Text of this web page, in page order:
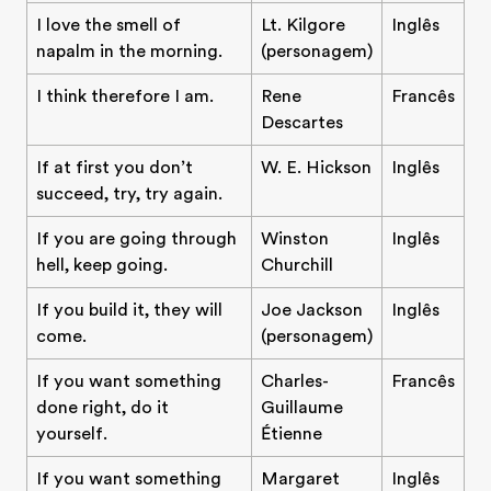
I love the smell of
napalm in the morning.
Lt. Kilgore
(personagem)
Inglês
I think therefore I am.
Rene
Descartes
Francês
If at first you don’t
succeed, try, try again.
W. E. Hickson Inglês
If you are going through
hell, keep going.
Winston
Churchill
Inglês
If you build it, they will
come.
Joe Jackson
(personagem)
Inglês
If you want something
done right, do it
yourself.
Charles-
Guillaume
Étienne
Francês
If you want something Margaret Inglês